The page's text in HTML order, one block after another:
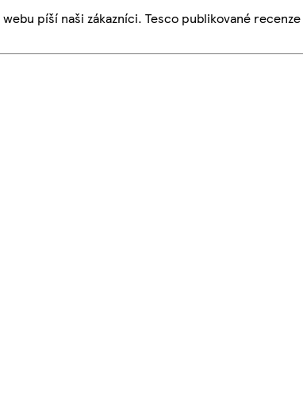
webu píší naši zákazníci. Tesco publikované